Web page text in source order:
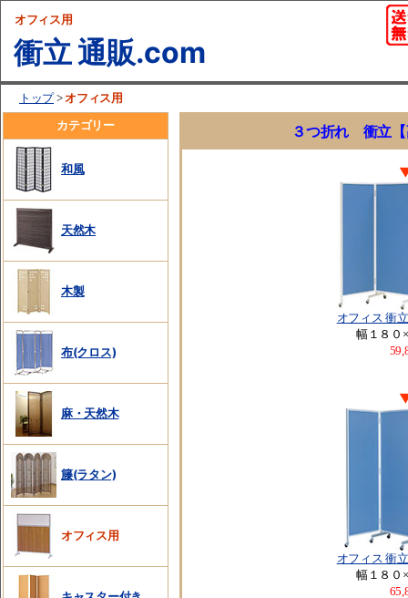
オフィス用
衝立 通販.com
トップ>オフィス用
カテゴリー
和風
天然木
木製
布(クロス)
麻・天然木
籐(ラタン)
オフィス用
３つ折れ 衝立【
オフィス 衝
幅１８０
オフィス 衝
幅１８０